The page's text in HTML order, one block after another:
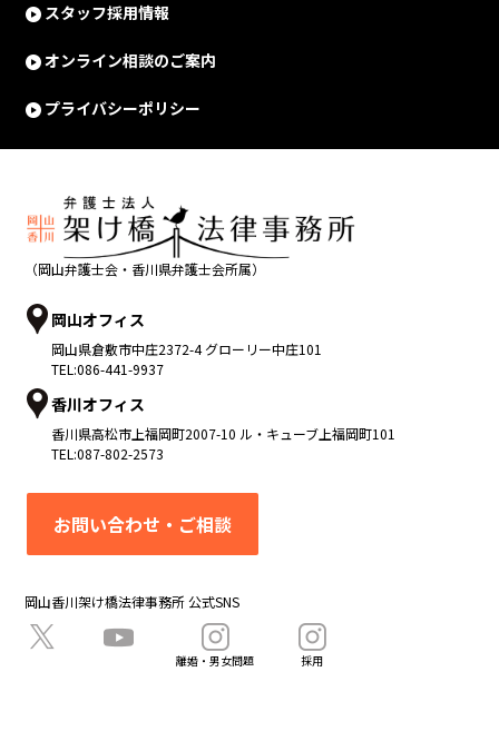
スタッフ採用情報
オンライン相談のご案内
プライバシーポリシー
（岡山弁護士会・香川県弁護士会所属）
岡山オフィス
岡山県倉敷市中庄2372-4 グローリー中庄101
TEL:086-441-9937
香川オフィス
香川県高松市 上福岡町2007-10 ル・キューブ上福岡町101
TEL:087-802-2573
お問い合わせ・ご相談
岡山香川架け橋法律事務所 公式SNS
離婚・男女問題 採用